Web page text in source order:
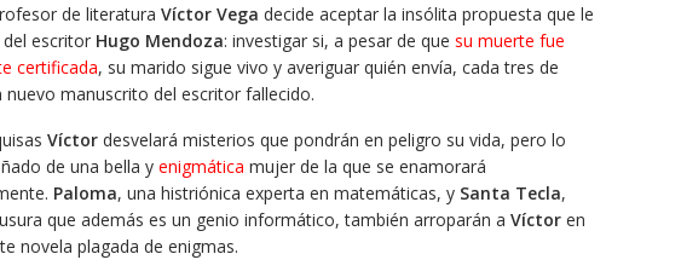
de literatura Víctor Vega decide aceptar la insólita propuesta que le
escritor Hugo Mendoza: investigar si, a pesar de que su muerte fue
certificada, su marido sigue vivo y averiguar quién envía, cada tres de
nuevo manuscrito del escritor fallecido.
Víctor desvelará misterios que pondrán en peligro su vida, pero lo
de una bella y enigmática mujer de la que se enamorará
Paloma, una histriónica experta en matemáticas, y Santa Tecla,
que además es un genio informático, también arroparán a Víctor en
novela plagada de enigmas.